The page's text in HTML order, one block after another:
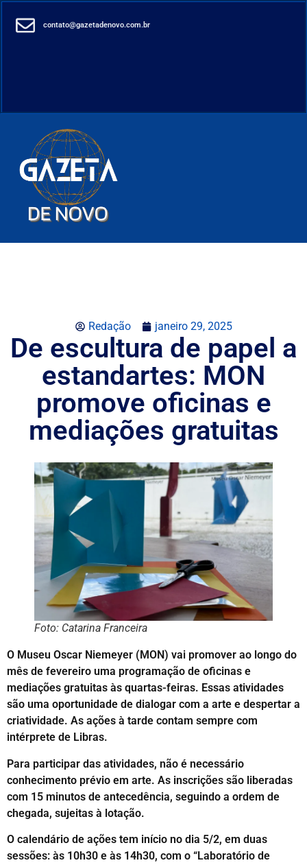
contato@gazetadenovo.com.br
Redação janeiro 29, 2025
De escultura de papel a
estandartes: MON
promove oficinas e
mediações gratuitas
Foto: Catarina Franceira
O Museu Oscar Niemeyer (MON) vai promover ao longo do
mês de fevereiro uma programação de oficinas e
mediações gratuitas às quartas-feiras. Essas atividades
são uma oportunidade de dialogar com a arte e despertar a
criatividade. As ações à tarde contam sempre com
intérprete de Libras.
Para participar das atividades, não é necessário
conhecimento prévio em arte. As inscrições são liberadas
com 15 minutos de antecedência, seguindo a ordem de
chegada, sujeitas à lotação.
O calendário de ações tem início no dia 5/2, em duas
sessões: às 10h30 e às 14h30, com o “Laboratório de